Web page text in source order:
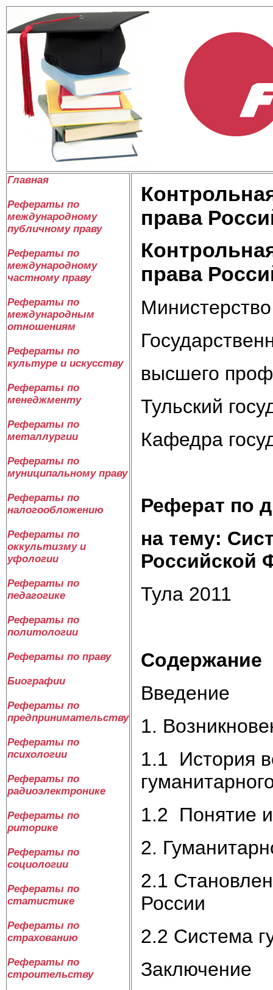
Главная
Рефераты по
международному
публичному праву
Рефераты по
международному
частному праву
Рефераты по
международным
отношениям
Рефераты по
культуре и искусству
Рефераты по
менеджменту
Рефераты по
металлургии
Рефераты по
муниципальному праву
Рефераты по
налогообложению
Рефераты по
оккультизму и
уфологии
Рефераты по
педагогике
Рефераты по
политологии
Рефераты по праву
Биографии
Рефераты по
предпринимательству
Рефераты по
психологии
Рефераты по
радиоэлектронике
Рефераты по
риторике
Рефераты по
социологии
Рефераты по
статистике
Рефераты по
страхованию
Рефераты по
строительству
права
права
высшего
Тульский
Кафедра
Реферат по
на тему:
Российской
Тула 2011
Содержание
Введение
1.
1.1 История
1.2 Понятие и
2.
2.1
России
2.2 Система
Заключение